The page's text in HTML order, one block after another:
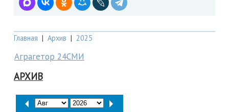
Главная | Архив | 2025
Аграгетор 24СМИ
АРХИВ